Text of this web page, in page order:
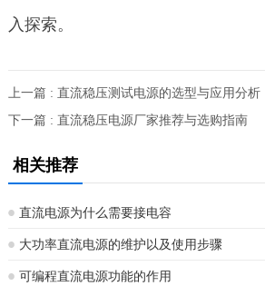
入探索。
上一篇 : 直流稳压测试电源的选型与应用分析
下一篇 : 直流稳压电源厂家推荐与选购指南
相关推荐
直流电源为什么需要接电容
大功率直流电源的维护以及使用步骤
可编程直流电源功能的作用